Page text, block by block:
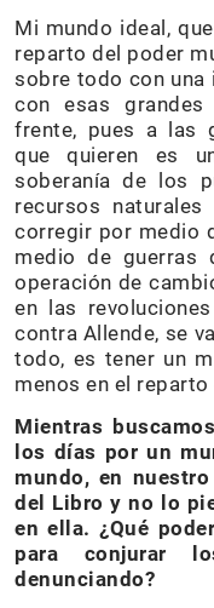
Mi mundo ideal,
reparto del poder
sobre todo con una
con esas
frente, pues a las
que quieren es
soberanía de los
recursos
corregir por medio
medio de guerras
operación de
en las
contra Allende, se
todo, es tener un
menos en el
Mientras
los días por un
mundo, en
del Libro y no lo
en ella. ¿Qué
para conjurar
denunciando?